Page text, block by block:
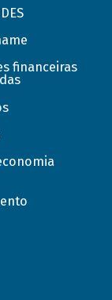
financeiras